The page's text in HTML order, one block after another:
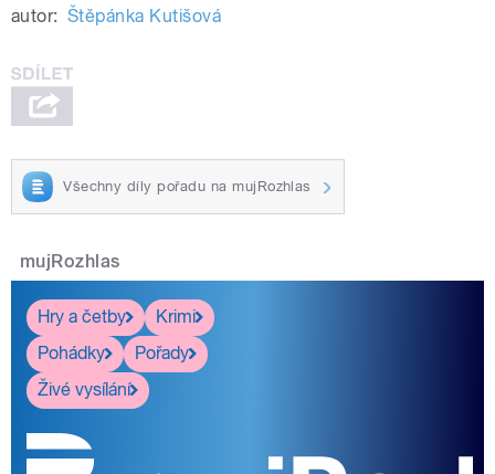
autor: Štěpánka Kutišová
Všechny díly pořadu na mujRozhlas
mujRozhlas
Hry a četby
Krimi
Pohádky
Pořady
Živé vysílání